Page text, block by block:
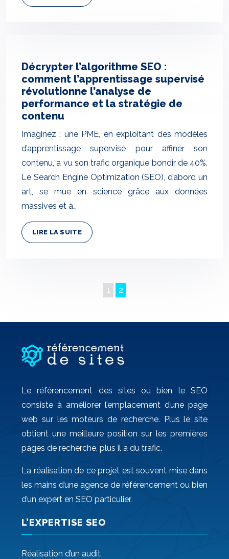
Décrypter l’algorithme SEO :
comment l’apprentissage supervisé
révolutionne l’analyse de
performance et la stratégie de
contenu
Imaginez : une PME, en exploitant des modèles
d’apprentissage supervisé pour affiner son
contenu, a vu son trafic organique bondir de 40%.
Le Search Engine Optimization (SEO), d’abord un
art, se mue en science grâce aux données
massives et à…
LIRE LA SUITE
1 2
Le référencement des sites ou bien le SEO
consiste à améliorer l’emplacement d’une page
web sur les moteurs de recherche. Plus le site
obtient une meilleure position sur les premières
pages de recherche, plus il a du trafic.
La réalisation de ce projet est souvent mise dans
les mains d’une agence de référencement ou bien
d’un expert en SEO particulier.
L’EXPERTISE SEO
Réalisation d’un audit